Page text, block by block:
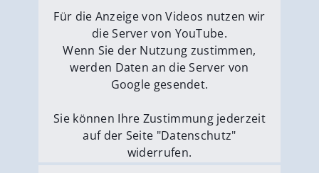
Externe Medien erlauben
Für die Anzeige von Videos nutzen wir
die Server von YouTube.
Wenn Sie der Nutzung zustimmen,
werden Daten an die Server von
Google gesendet.
Sie können Ihre Zustimmung jederzeit
auf der Seite "Datenschutz"
widerrufen.